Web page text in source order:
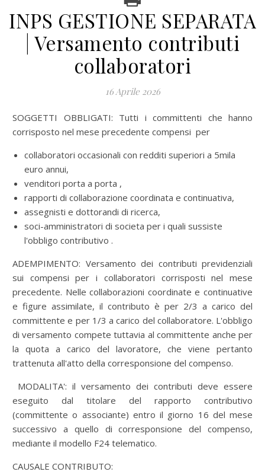
INPS GESTIONE SEPARATA
| Versamento contributi
collaboratori
16 Aprile 2026
SOGGETTI OBBLIGATI: Tutti i committenti che hanno
corrisposto nel mese precedente compensi per
collaboratori occasionali con redditi superiori a 5mila
euro annui,
venditori porta a porta ,
rapporti di collaborazione coordinata e continuativa,
assegnisti e dottorandi di ricerca,
soci-amministratori di societa per i quali sussiste
l'obbligo contributivo .
ADEMPIMENTO: Versamento dei contributi previdenziali
sui compensi per i collaboratori corrisposti nel mese
precedente. Nelle collaborazioni coordinate e continuative
e figure assimilate, il contributo è per 2/3 a carico del
committente e per 1/3 a carico del collaboratore. L'obbligo
di versamento compete tuttavia al committente anche per
la quota a carico del lavoratore, che viene pertanto
trattenuta all'atto della corresponsione del compenso.
MODALITA': il versamento dei contributi deve essere
eseguito dal titolare del rapporto contributivo
(committente o associante) entro il giorno 16 del mese
successivo a quello di corresponsione del compenso,
mediante il modello F24 telematico.
CAUSALE CONTRIBUTO: